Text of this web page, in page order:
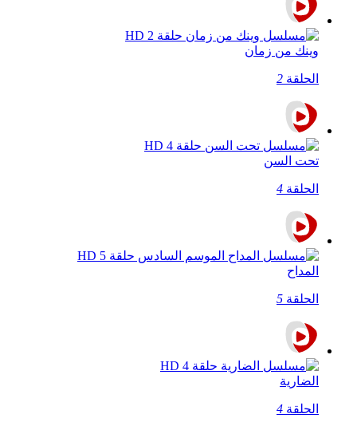
وينك من زمان
الحلقة 2
تحت السن
الحلقة 4
المداح
الحلقة 5
الضارية
الحلقة 4